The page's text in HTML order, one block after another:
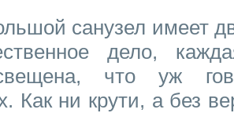
санузел имеет
дело,
что уж
Как ни крути, а без